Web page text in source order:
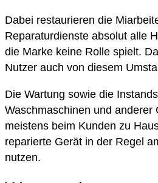
Dabei restaurieren die
Reparaturdienste absolut alle
die Marke keine Rolle spielt.
Nutzer auch von diesem
Die Wartung sowie die
Waschmaschinen und anderer
meistens beim Kunden zu
reparierte Gerät in der Regel
nutzen.